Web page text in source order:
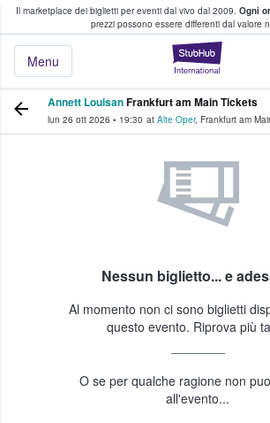
Il marketplace dei biglietti per eventi dal vivo dal 2009. Ogni
prezzi possono essere differenti dal valore
Menu
fan comprano e vendono
Annett LouisanFrankfurt am Main Tickets
lun 26 ott 2026 • 19:30 at Alte Oper, Frankfurt am
Nessun biglietto... e
Al momento non ci sono biglietti
questo evento. Riprova più
O se per qualche ragione non
all'evento...